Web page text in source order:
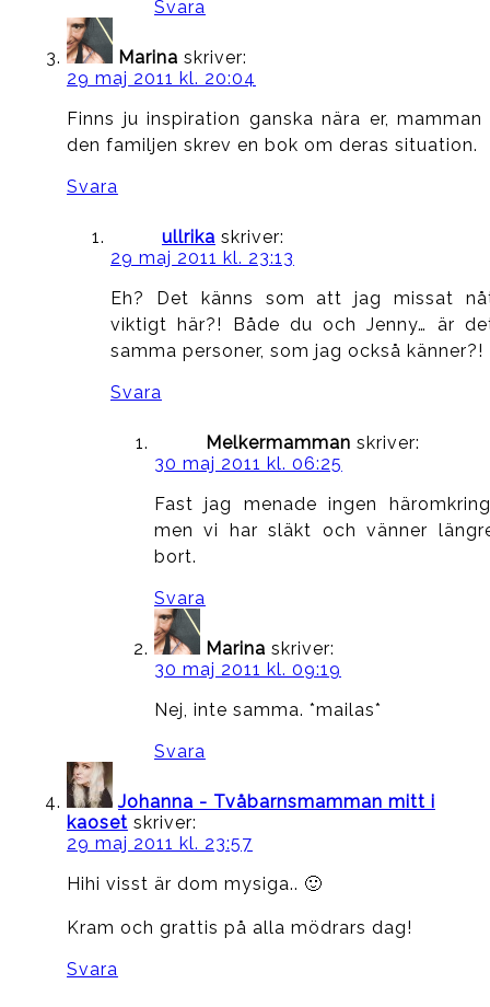
Svara
Marina skriver:
29 maj 2011 kl. 20:04
Finns ju inspiration ganska nära er, mamman
den familjen skrev en bok om deras situation.
Svara
ullrika skriver:
29 maj 2011 kl. 23:13
Eh? Det känns som att jag missat
viktigt här?! Både du och Jenny… är
samma personer, som jag också känner?!
Svara
Melkermamman skriver:
30 maj 2011 kl. 06:25
Fast jag menade ingen
men vi har släkt och vänner
bort.
Svara
Marina skriver:
30 maj 2011 kl. 09:19
Nej, inte samma. *mailas*
Svara
Johanna - Tvåbarnsmamman mitt i
kaoset skriver:
29 maj 2011 kl. 23:57
Hihi visst är dom mysiga.. 🙂
Kram och grattis på alla mödrars dag!
Svara